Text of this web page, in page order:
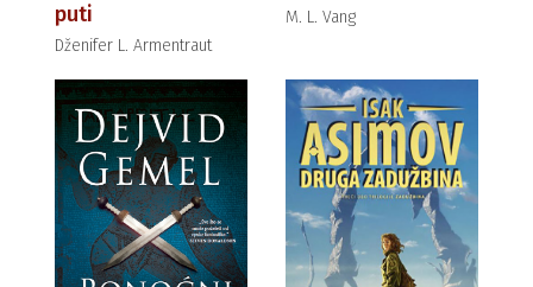
puti
Dženifer L. Armentraut
M. L. Vang